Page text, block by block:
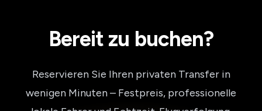
Bereit zu buchen?
Reservieren Sie Ihren privaten Transfer in
wenigen Minuten – Festpreis, professionelle